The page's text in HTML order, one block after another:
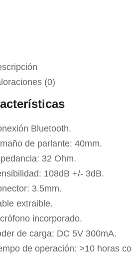
(0)
Bluetooth.
de parlante: 40mm.
32 Ohm.
108dB +/- 3dB.
3.5mm.
extraible.
incorporado.
de carga: DC 5V 300mA.
de operación: >10 horas